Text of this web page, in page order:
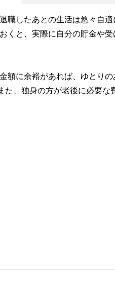
職したあとの生活は悠々自
くと、実際に自分の貯金や
額に余裕があれば、ゆとり
た、独身の方が老後に必要